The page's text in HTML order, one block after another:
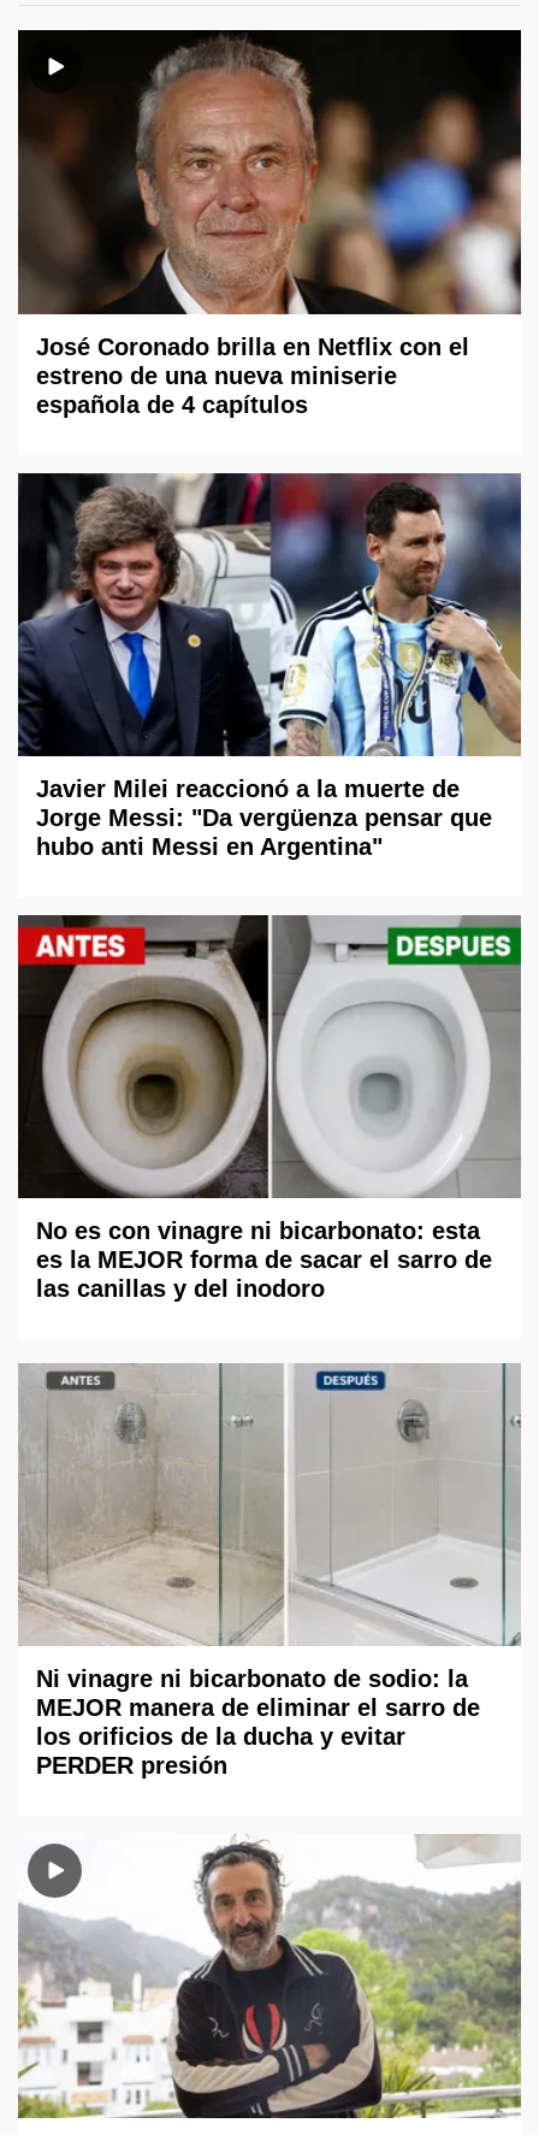
José Coronado brilla en Netflix con el
estreno de una nueva miniserie
española de 4 capítulos
Javier Milei reaccionó a la muerte de
Jorge Messi: "Da vergüenza pensar que
hubo anti Messi en Argentina"
No es con vinagre ni bicarbonato: esta
es la MEJOR forma de sacar el sarro de
las canillas y del inodoro
Ni vinagre ni bicarbonato de sodio: la
MEJOR manera de eliminar el sarro de
los orificios de la ducha y evitar
PERDER presión